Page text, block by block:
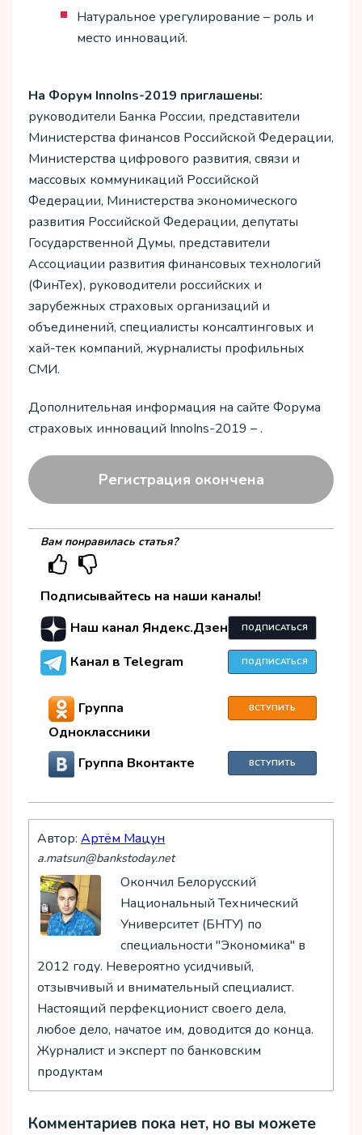
Натуральное урегулирование – роль и
место инноваций.
На Форум InnoIns-2019 приглашены:
руководители Банка России, представители
Министерства финансов Российской Федерации,
Министерства цифрового развития, связи и
массовых коммуникаций Российской
Федерации, Министерства экономического
развития Российской Федерации, депутаты
Государственной Думы, представители
Ассоциации развития финансовых технологий
(ФинТех), руководители российских и
зарубежных страховых организаций и
объединений, специалисты консалтинговых и
хай-тек компаний, журналисты профильных
СМИ.
Дополнительная информация на сайте Форума
страховых инноваций InnoIns-2019 – .
Регистрация окончена
Вам понравилась статья?
Подписывайтесь на наши каналы!
Наш канал Яндекс.Дзен
ПОДПИСАТЬСЯ
Канал в Telegram ПОДПИСАТЬСЯ
Группа
Одноклассники
ВСТУПИТЬ
Группа Вконтакте ВСТУПИТЬ
Автор: Артём Мацун
a.matsun@bankstoday.net
Окончил Белорусский
Национальный Технический
Университет (БНТУ) по
специальности "Экономика" в
2012 году. Невероятно усидчивый,
отзывчивый и внимательный специалист.
Настоящий перфекционист своего дела,
любое дело, начатое им, доводится до конца.
Журналист и эксперт по банковским
продуктам
Комментариев пока нет, но вы можете